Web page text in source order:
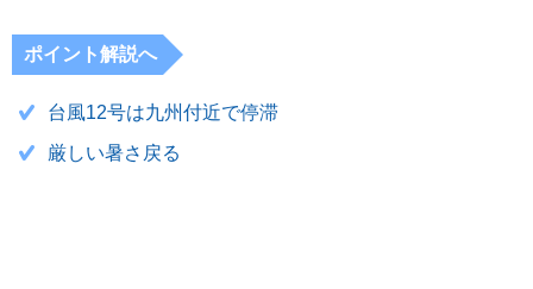
ポイント解説へ
台風12号は九州付近で停滞
厳しい暑さ戻る